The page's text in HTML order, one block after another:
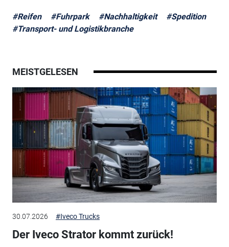
#Reifen #Fuhrpark #Nachhaltigkeit
#Spedition
#Transport- und Logistikbranche
MEISTGELESEN
30.07.2026 #Iveco Trucks
Der Iveco Strator kommt zurück!